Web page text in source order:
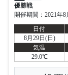
優勝戦
開催期間：2021年
日付
8月29日(日)
気温
29.0℃